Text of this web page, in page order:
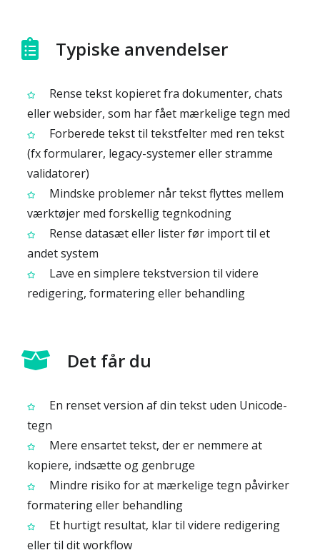
Typiske anvendelser
Rense tekst kopieret fra dokumenter, chats
eller websider, som har fået mærkelige tegn med
Forberede tekst til tekstfelter med ren tekst
(fx formularer, legacy-systemer eller stramme
validatorer)
Mindske problemer når tekst flyttes mellem
værktøjer med forskellig tegnkodning
Rense datasæt eller lister før import til et
andet system
Lave en simplere tekstversion til videre
redigering, formatering eller behandling
Det får du
En renset version af din tekst uden Unicode-
tegn
Mere ensartet tekst, der er nemmere at
kopiere, indsætte og genbruge
Mindre risiko for at mærkelige tegn påvirker
formatering eller behandling
Et hurtigt resultat, klar til videre redigering
eller til dit workflow